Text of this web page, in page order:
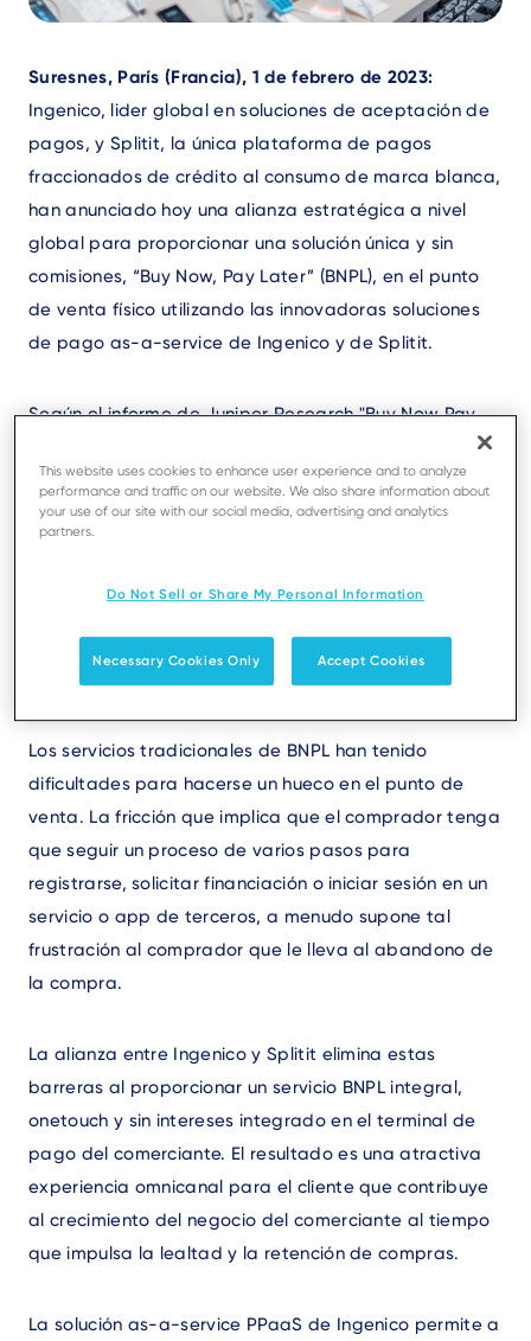
Text
Suresnes, París (Francia), 1 de febrero de 2023:
Ingenico, lider global en soluciones de aceptación de
pagos, y Splitit, la única plataforma de pagos
fraccionados de crédito al consumo de marca blanca,
han anunciado hoy una alianza estratégica a nivel
global para proporcionar una solución única y sin
comisiones, “Buy Now, Pay Later” (BNPL), en el punto
de venta físico utilizando las innovadoras soluciones
de pago as-a-service de Ingenico y de Splitit.
Según el informe de Juniper Research "Buy Now Pay
Later: Reshaping the Payments Market" (agosto 2022),
los usuarios del “Buy Now, Pay Later” (BNPL) superarán
los 900 millones a nivel global en 2027, respecto a los
significativa para que los comerciantes ofrezcan al
cliente una opción de pago flexible en tienda.”[1]
Los servicios tradicionales de BNPL han tenido
dificultades para hacerse un hueco en el punto de
venta. La fricción que implica que el comprador tenga
que seguir un proceso de varios pasos para
registrarse, solicitar financiación o iniciar sesión en un
servicio o app de terceros, a menudo supone tal
frustración al comprador que le lleva al abandono de
la compra.
La alianza entre Ingenico y Splitit elimina estas
barreras al proporcionar un servicio BNPL integral,
onetouch y sin intereses integrado en el terminal de
pago del comerciante. El resultado es una atractiva
experiencia omnicanal para el cliente que contribuye
al crecimiento del negocio del comerciante al tiempo
que impulsa la lealtad y la retención de compras.
La solución as-a-service PPaaS de Ingenico permite a
This website uses cookies to enhance user experience and to analyze
performance and traffic on our website. We also share information about
your use of our site with our social media, advertising and analytics
partners.
Do Not Sell or Share My Personal Information
Necessary Cookies Only Accept Cookies